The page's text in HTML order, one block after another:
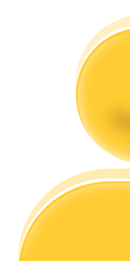
Panduan Pemula
Strategi perdagangan
Pelajari cara untuk